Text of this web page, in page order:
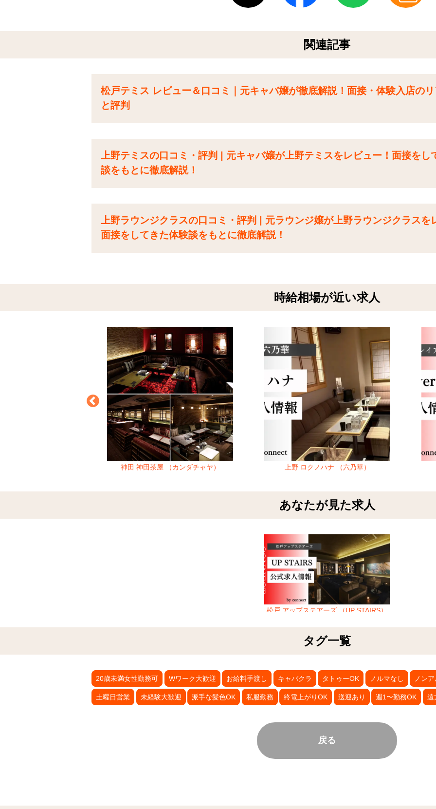
関連記事
松戸テミス レビュー＆口コミ｜元キャバ嬢が徹底解説！面接・体験入店の
と評判
上野テミスの口コミ・評判 | 元キャバ嬢が上野テミスをレビュー！面接をし
談をもとに徹底解説！
上野ラウンジクラスの口コミ・評判 | 元ラウンジ嬢が上野ラウンジクラスを
面接をしてきた体験談をもとに徹底解説！
時給相場が近い求人
神田 神田茶屋 （カンダチャヤ） 上野 ロクノハナ （六乃華）
あなたが見た求人
松戸 アップステアーズ （UP STAIRS）
タグ一覧
20歳未満女性勤務可 Wワーク大歓迎 お給料手渡し キャバクラ タトゥーOK ノルマなし ノン
土曜日営業 未経験大歓迎 派手な髪色OK 私服勤務 終電上がりOK 送迎あり 週1〜勤務OK 遠
戻る